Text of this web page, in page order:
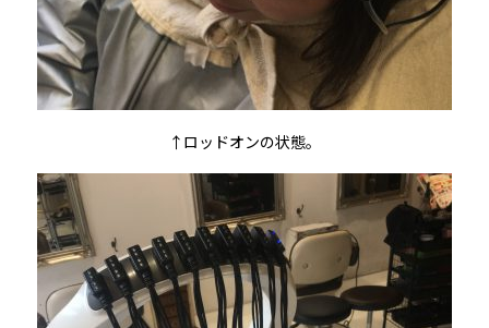
↑ロッドオンの状態。